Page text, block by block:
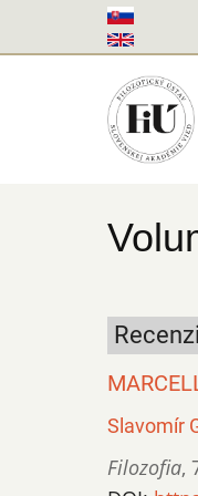
na
Slavomír
Filozofia,